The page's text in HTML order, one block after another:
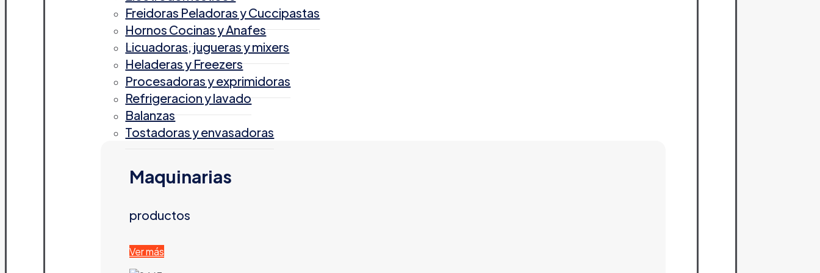
Freidoras Peladoras y Cuccipastas
Hornos Cocinas y Anafes
Licuadoras, jugueras y mixers
Heladeras y Freezers
Procesadoras y exprimidoras
Refrigeracion y lavado
Balanzas
Tostadoras y envasadoras
Maquinarias
productos
Ver más